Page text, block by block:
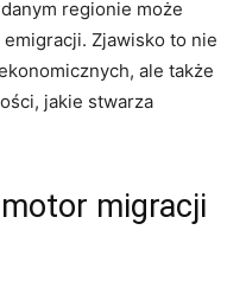
regionie może
emigracji. Zjawisko to nie
ale także
jakie stwarza
migracji